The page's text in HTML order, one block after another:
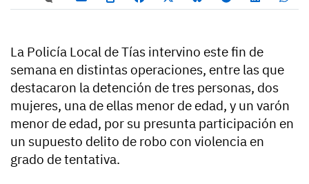
La Policía Local de Tías intervino este fin de
semana en distintas operaciones, entre las que
destacaron la detención de tres personas, dos
mujeres, una de ellas menor de edad, y un varón
menor de edad, por su presunta participación en
un supuesto delito de robo con violencia en
grado de tentativa.